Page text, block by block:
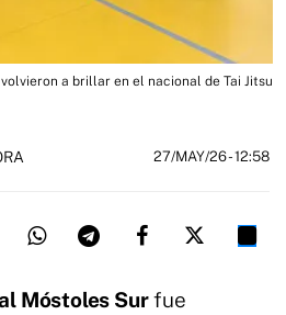
a brillar en el nacional de Tai Jitsu
27/MAY/26- 12:58
Móstoles Surfue